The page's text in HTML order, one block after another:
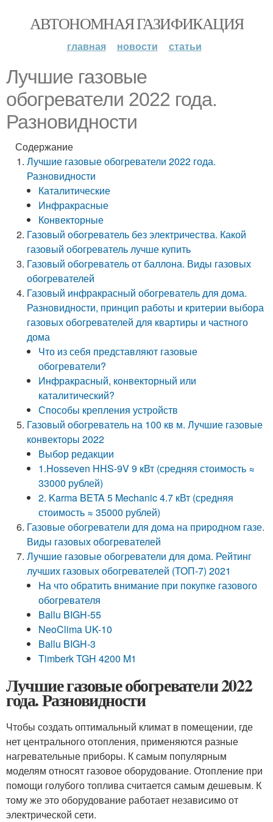
АВТОНОМНАЯ ГАЗИФИКАЦИЯ
главная новости статьи
Лучшие газовые
обогреватели 2022 года.
Разновидности
Содержание
Лучшие газовые обогреватели 2022 года.
Разновидности
Каталитические
Инфракрасные
Конвекторные
Газовый обогреватель без электричества. Какой
газовый обогреватель лучше купить
Газовый обогреватель от баллона. Виды газовых
обогревателей
Газовый инфракрасный обогреватель для дома.
Разновидности, принцип работы и критерии выбора
газовых обогревателей для квартиры и частного
дома
Что из себя представляют газовые
обогреватели?
Инфракрасный, конвекторный или
каталитический?
Способы крепления устройств
Газовый обогреватель на 100 кв м. Лучшие газовые
конвекторы 2022
Выбор редакции
1.Hosseven HHS-9V 9 кВт (средняя стоимость ≈
33000 рублей)
2. Karma BETA 5 Mechanic 4.7 кВт (средняя
стоимость ≈ 35000 рублей)
Газовые обогреватели для дома на природном газе.
Виды газовых обогревателей
Лучшие газовые обогреватели для дома. Рейтинг
лучших газовых обогревателей (ТОП-7) 2021
На что обратить внимание при покупке газового
обогревателя
Ballu BIGH-55
NeoClima UK-10
Ballu BIGH-3
Timberk TGH 4200 M1
Лучшие газовые обогреватели 2022
года. Разновидности
Чтобы создать оптимальный климат в помещении, где
нет центрального отопления, применяются разные
нагревательные приборы. К самым популярным
моделям относят газовое оборудование. Отопление при
помощи голубого топлива считается самым дешевым. К
тому же это оборудование работает независимо от
электрической сети.